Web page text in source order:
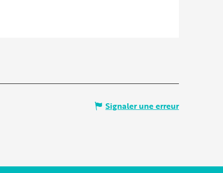
Signaler une erreur